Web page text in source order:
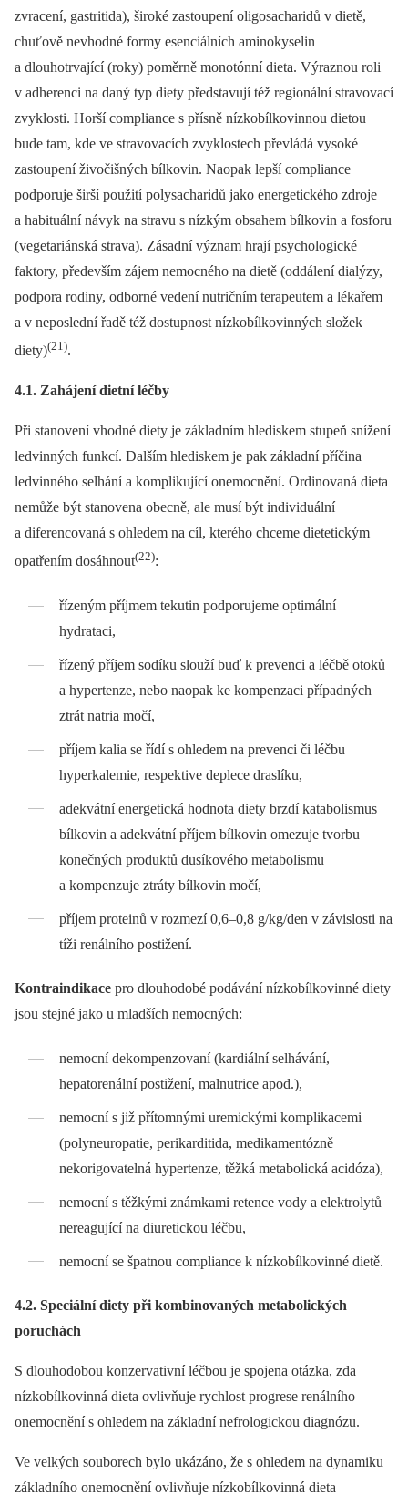
zvracení, gastritida), široké zastoupení oligosacharidů v dietě,
chuťově nevhodné formy esenciálních aminokyselin
a dlouhotrvající (roky) poměrně monotónní dieta. Výraznou roli
v adherenci na daný typ diety představují též regionální stravovací
zvyklosti. Horší compliance s přísně nízkobílkovinnou dietou
bude tam, kde ve stravovacích zvyklostech převládá vysoké
zastoupení živočišných bílkovin. Naopak lepší compliance
podporuje širší použití polysacharidů jako energetického zdroje
a habituální návyk na stravu s nízkým obsahem bílkovin a fosforu
(vegetariánská strava). Zásadní význam hrají psychologické
faktory, především zájem nemocného na dietě (oddálení dialýzy,
podpora rodiny, odborné vedení nutričním terapeutem a lékařem
a v neposlední řadě též dostupnost nízkobílkovinných složek
diety)(21).
4.1. Zahájení dietní léčby
Při stanovení vhodné diety je základním hlediskem stupeň snížení
ledvinných funkcí. Dalším hlediskem je pak základní příčina
ledvinného selhání a komplikující onemocnění. Ordinovaná dieta
nemůže být stanovena obecně, ale musí být individuální
a diferencovaná s ohledem na cíl, kterého chceme dietetickým
opatřením dosáhnout(22):
řízeným příjmem tekutin podporujeme optimální
hydrataci,
řízený příjem sodíku slouží buď k prevenci a léčbě otoků
a hypertenze, nebo naopak ke kompenzaci případných
ztrát natria močí,
příjem kalia se řídí s ohledem na prevenci či léčbu
hyperkalemie, respektive deplece draslíku,
adekvátní energetická hodnota diety brzdí katabolismus
bílkovin a adekvátní příjem bílkovin omezuje tvorbu
konečných produktů dusíkového metabolismu
a kompenzuje ztráty bílkovin močí,
příjem proteinů v rozmezí 0,6–0,8 g/kg/den v závislosti na
tíži renálního postižení.
Kontraindikace pro dlouhodobé podávání nízkobílkovinné diety
jsou stejné jako u mladších nemocných:
nemocní dekompenzovaní (kardiální selhávání,
hepatorenální postižení, malnutrice apod.),
nemocní s již přítomnými uremickými komplikacemi
(polyneuropatie, perikarditida, medikamentózně
nekorigovatelná hypertenze, těžká metabolická acidóza),
nemocní s těžkými známkami retence vody a elektrolytů
nereagující na diuretickou léčbu,
nemocní se špatnou compliance k nízkobílkovinné dietě.
4.2. Speciální diety při kombinovaných metabolických
poruchách
S dlouhodobou konzervativní léčbou je spojena otázka, zda
nízkobílkovinná dieta ovlivňuje rychlost progrese renálního
onemocnění s ohledem na základní nefrologickou diagnózu.
Ve velkých souborech bylo ukázáno, že s ohledem na dynamiku
základního onemocnění ovlivňuje nízkobílkovinná dieta